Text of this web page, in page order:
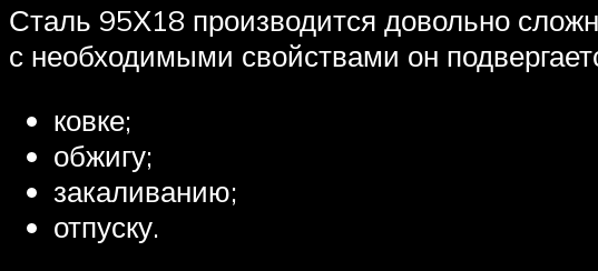
Сталь 95Х18 производится довольно
с необходимыми свойствами он
ковке;
обжигу;
закаливанию;
отпуску.